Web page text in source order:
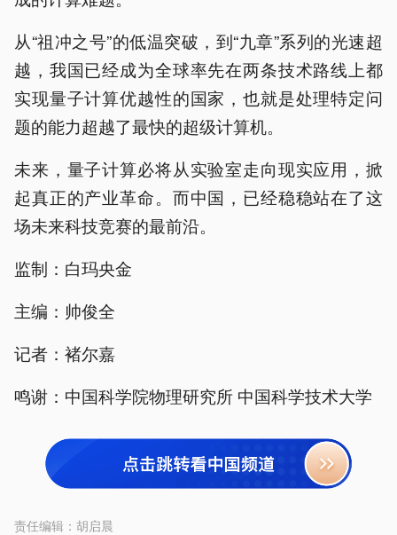
从“祖冲之号”的低温突破，到“九章”系列的光速超
越，我国已经成为全球率先在两条技术路线上都
实现量子计算优越性的国家，也就是处理特定问
题的能力超越了最快的超级计算机。
未来，量子计算必将从实验室走向现实应用，掀
起真正的产业革命。而中国，已经稳稳站在了这
场未来科技竞赛的最前沿。
监制：白玛央金
主编：帅俊全
记者：褚尔嘉
鸣谢：中国科学院物理研究所 中国科学技术大学
责任编辑： 胡启晨